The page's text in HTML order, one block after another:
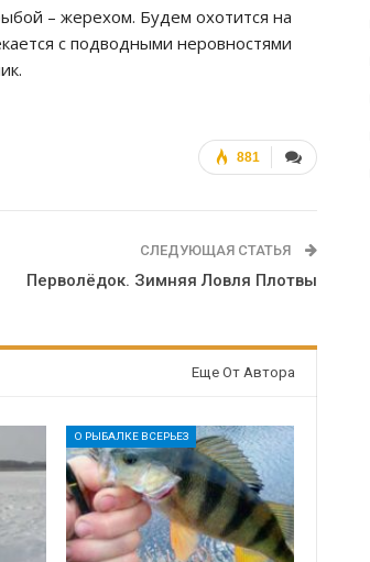
– жерехом. Будем охотится на
с подводными неровностями
881
СЛЕДУЮЩАЯ СТАТЬЯ
Перволёдок. Зимняя Ловля Плотвы
Еще От Автора
О РЫБАЛКЕ ВСЕРЬЕЗ